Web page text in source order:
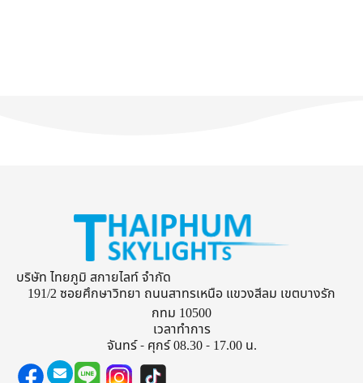
บริษัท ไทยภูมิ สกายไลท์ จำกัด
191/2 ซอยศึกษาวิทยา ถนนสาทรเหนือ แขวงสีลม เขตบางรัก
กทม 10500
เวลาทำการ
จันทร์ - ศุกร์ 08.30 - 17.00 น.